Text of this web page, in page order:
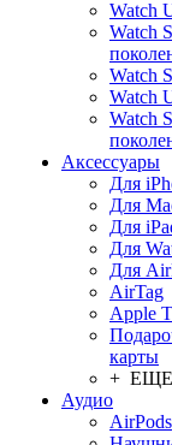
Watch
Watch
Watch
Watch
Watch
Аксессуары
Для
Для
Для
Для
Для
AirTag
Apple
карты
+ ЕЩЕ
Аудио
AirPods